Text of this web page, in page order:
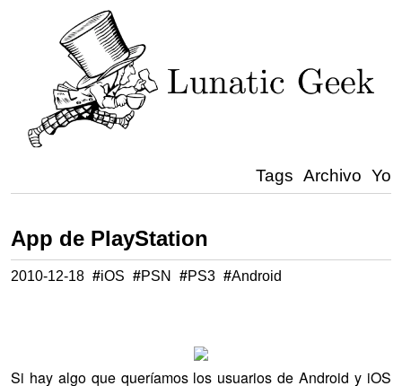
Tags Archivo Yo
App de PlayStation
2010-12-18 #iOS #PSN #PS3 #Android
Si hay algo que queríamos los usuarios de Android y iOS